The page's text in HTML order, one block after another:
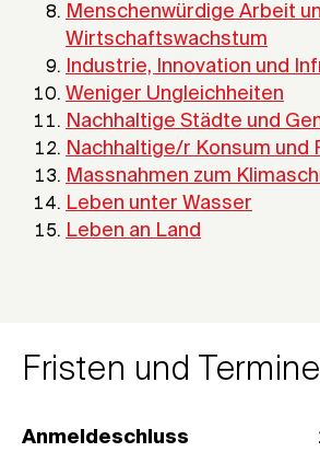
Menschenwürdige Arbeit
Wirtschaftswachstum
Industrie, Innovation und
Weniger Ungleichheiten
Nachhaltige Städte und
Nachhaltige/r Konsum und
Massnahmen zum
Leben unter Wasser
Leben an Land
Fristen und
Anmeldeschluss